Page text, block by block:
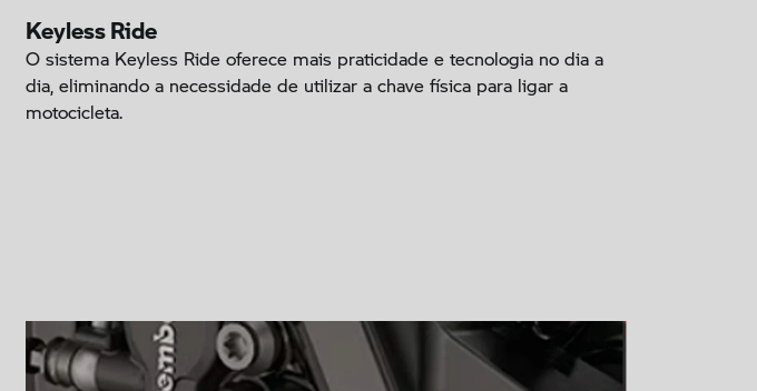
Keyless Ride
O sistema Keyless Ride oferece mais praticidade e tecnologia no dia a
dia, eliminando a necessidade de utilizar a chave física para ligar a
motocicleta.